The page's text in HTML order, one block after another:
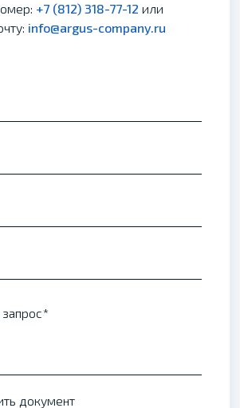
+7 (812) 318-77-12 или
info@argus-company.ru
документ